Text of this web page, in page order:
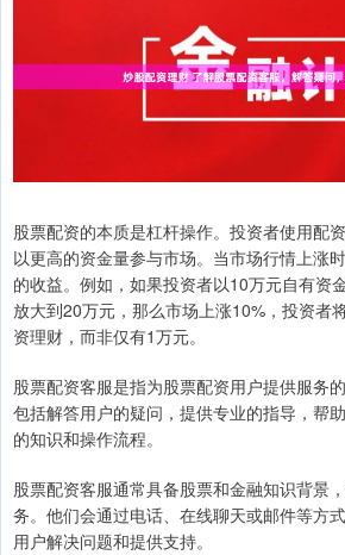
股票配资的本质是杠杆操作。投资者使用配
以更高的资金量参与市场。当市场行情上涨
的收益。例如，如果投资者以10万元自有资
放大到20万元，那么市场上涨10%，投资者
资理财，而非仅有1万元。
股票配资客服是指为股票配资用户提供服务
包括解答用户的疑问，提供专业的指导，帮
的知识和操作流程。
股票配资客服通常具备股票和金融知识背景
务。他们会通过电话、在线聊天或邮件等方
用户解决问题和提供支持。